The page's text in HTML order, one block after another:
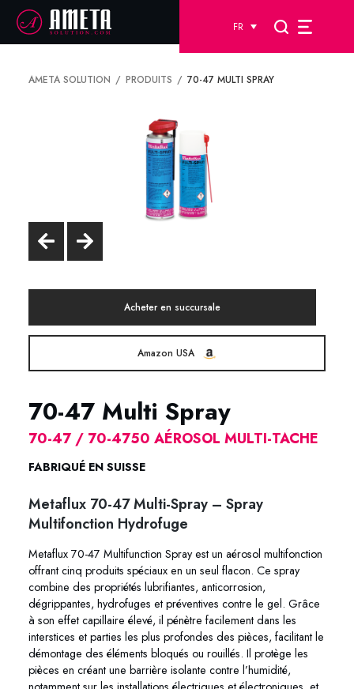
FR
AMETA SOLUTION PRODUITS 70-47 MULTI SPRAY
Acheter en succursale
Amazon USA
70-47 Multi Spray
70-47 / 70-4750 AÉROSOL MULTI-TACHE
FABRIQUÉ EN SUISSE
Metaflux 70-47 Multi-Spray – Spray
Multifonction Hydrofuge
Metaflux 70-47 Multifunction Spray est un aérosol multifonction
offrant cinq produits spéciaux en un seul flacon. Ce spray
combine des propriétés lubrifiantes, anticorrosion,
dégrippantes, hydrofuges et préventives contre le gel. Grâce
à son effet capillaire élevé, il pénètre facilement dans les
interstices et parties les plus profondes des pièces, facilitant le
démontage des éléments bloqués ou rouillés. Il protège les
pièces en créant une barrière isolante contre l’humidité,